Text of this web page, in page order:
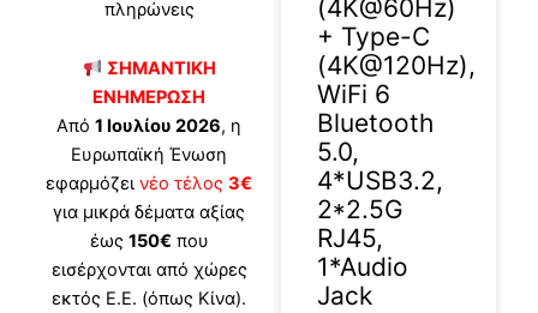
πληρώνεις
ΣΗΜΑΝΤΙΚΗ
ΕΝΗΜΕΡΩΣΗ
Από1 Ιουλίου 2026, η
Ευρωπαϊκή Ένωση
εφαρμόζεινέο τέλος3€
για μικρά δέματα αξίας
έως 150€ που
εισέρχονται από χώρες
εκτός Ε.Ε. (όπως Κίνα).
(4K@60Hz)
+ Type-C
(4K@120Hz),
WiFi 6
Bluetooth
5.0,
4*USB3.2,
2*2.5G
RJ45,
1*Audio
Jack